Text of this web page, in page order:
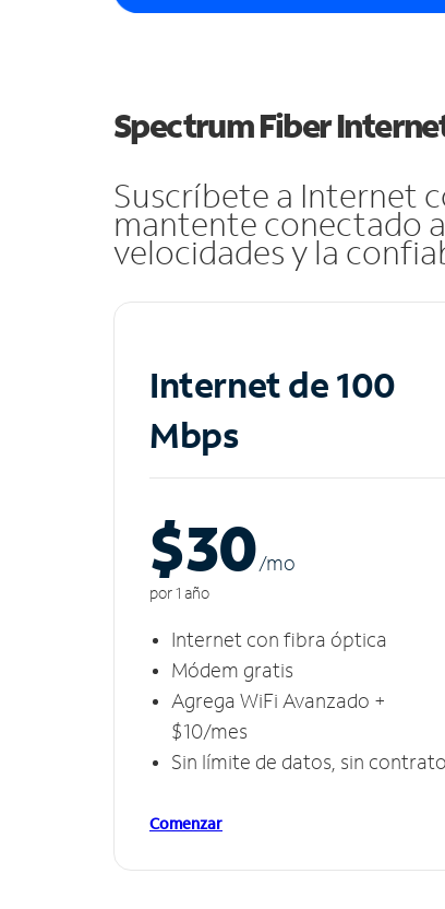
Spectrum Fiber
Suscríbete a Internet
mantente conectado
velocidades y la
Internet de 100
Mbps
$30/mo
por 1 año
Internet con fibra óptica
Módem gratis
Agrega WiFi Avanzado +
$10/mes
Sin límite de datos, sin
Comenzar